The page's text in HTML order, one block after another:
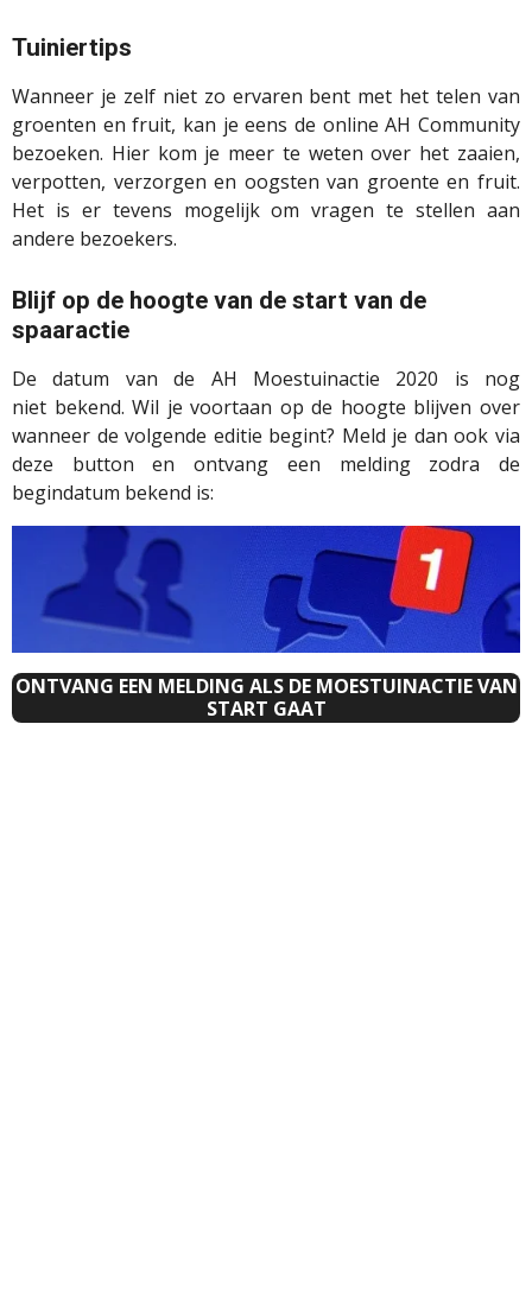
Tuiniertips
Wanneer je zelf niet zo ervaren bent met het telen van
groenten en fruit, kan je eens de online AH Community
bezoeken. Hier kom je meer te weten over het zaaien,
verpotten, verzorgen en oogsten van groente en fruit.
Het is er tevens mogelijk om vragen te stellen aan
andere bezoekers.
Blijf op de hoogte van de start van de
spaaractie
De datum van de AH Moestuinactie 2020 is nog
niet bekend. Wil je voortaan op de hoogte blijven over
wanneer de volgende editie begint? Meld je dan ook via
deze button en ontvang een melding zodra de
begindatum bekend is:
ONTVANG EEN MELDING ALS DE MOESTUINACTIE VAN
START GAAT